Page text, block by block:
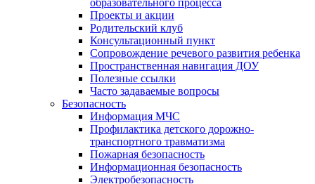
образовательного процесса
Проекты и акции
Родительский клуб
Консультационный пункт
Сопровождение речевого развития ребенка
Пространственная навигация ДОУ
Полезные ссылки
Часто задаваемые вопросы
Безопасность
Информация МЧС
Профилактика детского дорожно-
транспортного травматизма
Пожарная безопасность
Информационная безопасность
Электробезопасность